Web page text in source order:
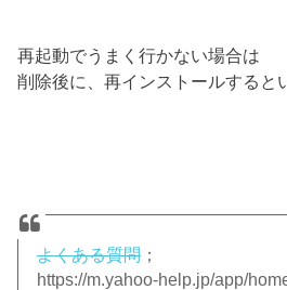
再起動でうまく行かない場合は
削除後に、再インストールすると
よくある質問 ；
https://m.yahoo-help.jp/app/